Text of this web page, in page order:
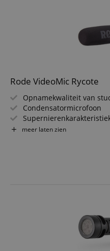
Rode VideoMic Rycote
Opnamekwaliteit van
Condensatormicrofoon
9V-batterijvoeding
Geïntegreerde
Cold shoe aan de
Uitgebreide 10-jarige
meer laten zien